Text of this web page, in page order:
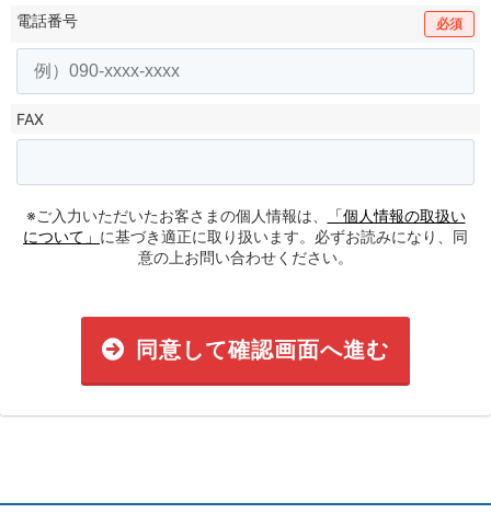
電話番号 必須
FAX
※ご入力いただいたお客さまの個人情報は、
「個人情報の取扱い
について」 に基づき適正に取り扱います。必ずお読みになり、同
意の上お問い合わせください。
同意して確認画面へ進む